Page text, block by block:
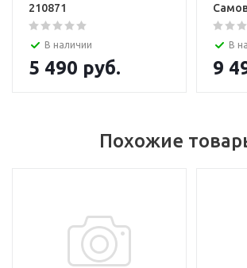
210871
В наличии
5 490 руб.
В
9
Похожие